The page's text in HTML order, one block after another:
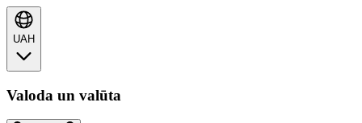
UAH
Valoda un valūta